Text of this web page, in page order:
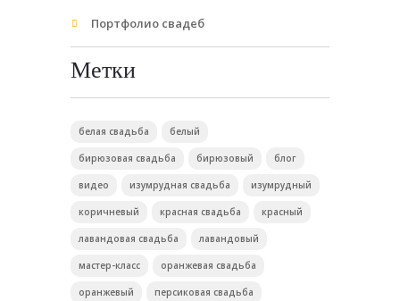
Портфолио свадеб
Метки
белая свадьба белый
бирюзовая свадьба бирюзовый блог
видео изумрудная свадьба изумрудный
коричневый красная свадьба красный
лавандовая свадьба лавандовый
мастер-класс оранжевая свадьба
оранжевый персиковая свадьба